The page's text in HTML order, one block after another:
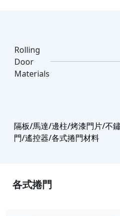
Rolling
Door
Materials
隔板/馬達/邊柱/烤漆門片/不
門/遙控器/各式捲門材料
各式捲門